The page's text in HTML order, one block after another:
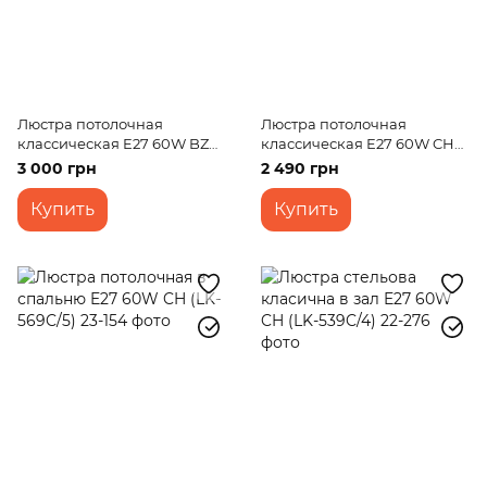
Люстра потолочная
классическая E27 60W BZ
(LK-682C/5)
3 000 грн
Купить
Люстра потолочная
классическая E27 60W CH
(LK-652C/3)
2 490 грн
Купить